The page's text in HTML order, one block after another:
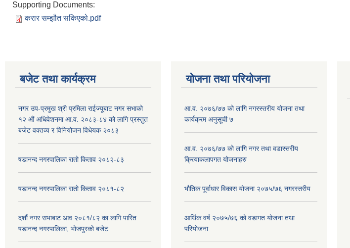
Supporting Documents:
करार सम्झौत सकिएको.pdf
बजेट तथा कार्यक्रम
नगर उप-प्रमुख श्री प्रमिला राईज्यूबाट नगर सभाको
१२ ‍औं अधिवेशनमा आ.व. २०८३-८४ को लागि प्रस्तुत
बजेट वक्तव्य र विनियोजन विधेयक २०८३
षडानन्द नगरपालिका रातो किताव २०८२-८३
षडानन्द नगरपालिका रातो किताव २०८१-८२
दशौं नगर सभाबाट आव २०८१/८२ का लागि पारित
षडानन्द नगरपालिका, भोजपुरको बजेट
योजना तथा परियोजना
आ.व. २०७६/७७ को लागि नगरस्तरीय योजना तथा
कार्यक्रम अनुसूची ७
आ.व. २०७६/७७ को लागि नगर तथा वडास्तरीय
क्रियाकलापगत योजनाहरु
भौतिक पूर्वाधार विकास योजना २०७५/७६ नगरस्तरीय
आर्थिक वर्ष २०७५/७६ को वडागत योजना तथा
परियोजना